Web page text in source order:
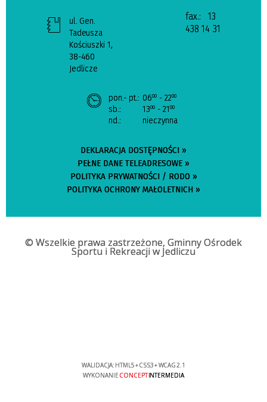
ul. Gen.
Tadeusza
Kościuszki 1,
38-460
Jedlicze
fax.:
13
438 14 31
pon.- pt.: 0600 - 2200
sb.: 1300 - 21 00
nd.: nieczynna
DEKLARACJA DOSTĘPNOŚCI »
PEŁNE DANE TELEADRESOWE »
POLITYKA PRYWATNOŚCI / RODO »
POLITYKA OCHRONY MAŁOLETNICH »
© Wszelkie prawa zastrzeżone, Gminny Ośrodek
Sportu i Rekreacji w Jedliczu
WALIDACJA: HTML5+CSS3+WCAG 2.1
WYKONANIE CONCEPTINTERMEDIA